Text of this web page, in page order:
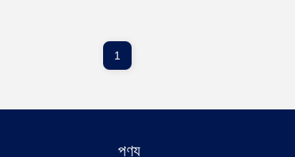
1
পণ্য